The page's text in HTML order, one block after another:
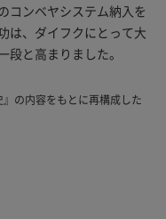
コンベヤシステム納入を
は、ダイフクにとって大
と高まりました。
の内容をもとに再構成した